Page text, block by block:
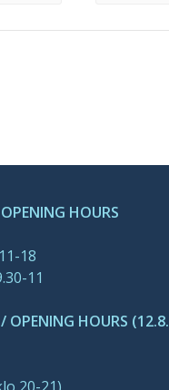
HOURS
18
11
OPENING HOURS